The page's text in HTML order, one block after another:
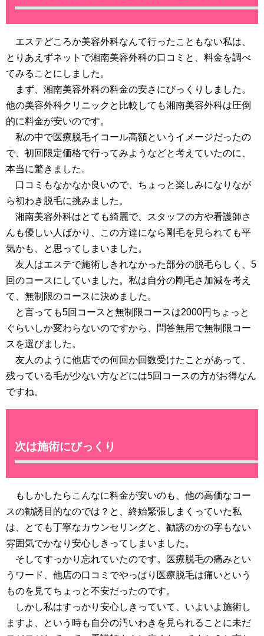
エステどころか美容外科なんて行ったこともない私は、
とりあえずネットで湘南美容外科の口コミと、料金を調べ
てみることにしました。
まず、湘南美容外科の料金の安さにびっくりしました。
他の美容外科クリニックと比較しても湘南美容外科は圧倒
的に料金が安いのです。
私の中で医療脱毛イコール高額というイメージだったの
で、初回限定価格で行ってみようなどと考えていたのに、
本当に驚きました。
口コミもなかなか良いので、ちょっと楽しみになりなが
ら初わき脱毛に挑みました。
湘南美容外科はとても綺麗で、スタッフの方や看護師さ
んも優しい人ばかり、この方達になら剛毛を見られても平
気かも、と思ってしまいました。
友人はエステで施術しきれなかった部分の脱毛らしく、5
回のコースにしていました。私は自分の剛毛さ加減を考え
て、無制限のコースに決めました。
と言っても5回コースと無制限コースは2000円ちょっと
ぐらいしか変わらないのですから、問答無用で無制限コー
スを選びました。
友人のように他店での何回か回数受けたことがあって、
残っている毛が少ない方などには5回コースの方がお得なん
ですね。
次は施術にびっくり
もしかしたらこんなに料金が安いのも、他の高価なコー
スの勧誘目的なのでは？と、終始緊張しまくっていた私
は、とても丁寧なカウンセリングと、勧誘のかの字もない
雰囲気でかなり安心しきってしまいました。
そしてすっかり忘れていたのです。医療脱毛の痛みとい
うワード、他店の口コミでやっぱり医療脱毛は痛いという
ものを見てちょっと不安だったのです。
しかし私はすっかり安心しきっていて、いよいよ施術し
ますよ、という時も自分の汚いわきを見られることに未だ